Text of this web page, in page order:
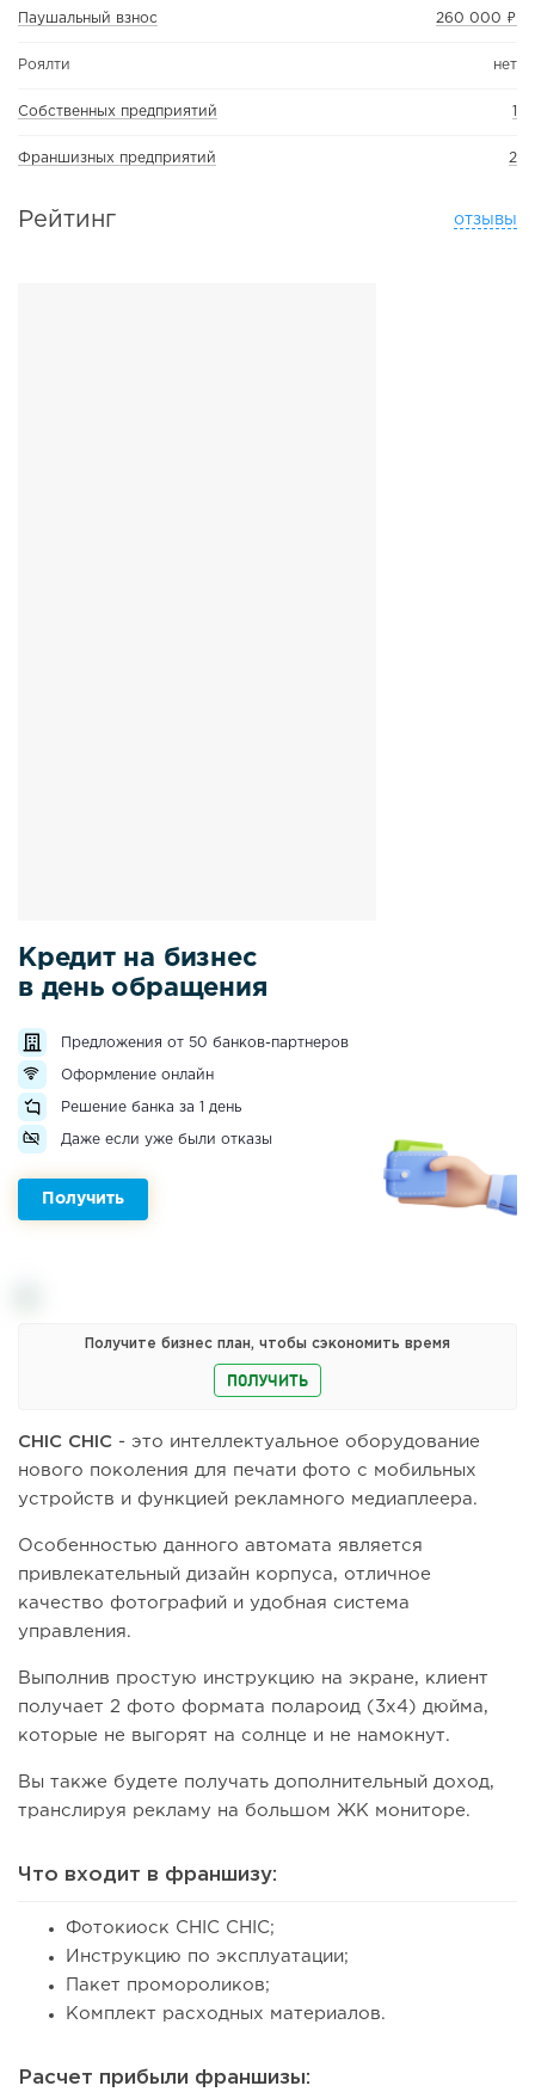
Паушальный взнос 260 000 ₽
Роялти нет
Собственных предприятий 1
Франшизных предприятий 2
Рейтинг отзывы
Кредит на бизнес
в день обращения
Предложения от 50 банков-партнеров
Оформление онлайн
Решение банка за 1 день
Даже если уже были отказы
Получить
Получите бизнес план, чтобы сэкономить время
ПОЛУЧИТЬ
CHIC CHIC - это интеллектуальное оборудование
нового поколения для печати фото с мобильных
устройств и функцией рекламного медиаплеера.
Особенностью данного автомата является
привлекательный дизайн корпуса, отличное
качество фотографий и удобная система
управления.
Выполнив простую инструкцию на экране, клиент
получает 2 фото формата полароид (3х4) дюйма,
которые не выгорят на солнце и не намокнут.
Вы также будете получать дополнительный доход,
транслируя рекламу на большом ЖК мониторе.
Что входит в франшизу:
Фотокиоск CHIC CHIC;
Инструкцию по эксплуатации;
Пакет промороликов;
Комплект расходных материалов.
Расчет прибыли франшизы: